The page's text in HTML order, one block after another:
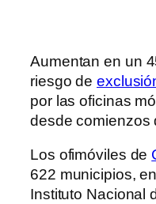
Aumentan en un
riesgo de
por las oficinas
desde comienzos
Los ofimóviles de
622 municipios,
Instituto Nacional